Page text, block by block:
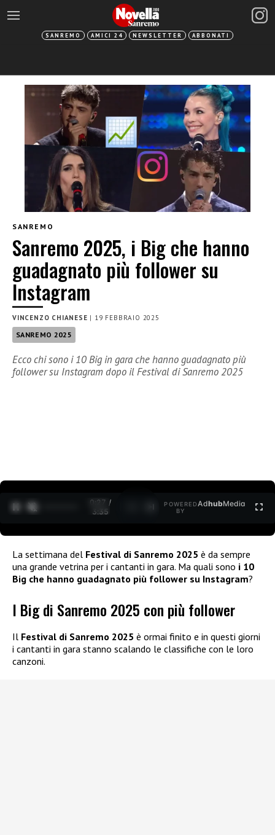
SANREMO AMICI 24 NEWSLETTER ABBONATI
SANREMO
Sanremo 2025, i Big che hanno
guadagnato più follower su
Instagram
VINCENZO CHIANESE | 19 FEBBRAIO 2025
SANREMO 2025
Ecco chi sono i 10 Big in gara che hanno guadagnato più
follower su Instagram dopo il Festival di Sanremo 2025
0:27 /
3:35
POWERED
BY
AdhubMedia
La settimana del Festival di Sanremo 2025 è da sempre
una grande vetrina per i cantanti in gara. Ma quali sono i 10
Big che hanno guadagnato più follower su Instagram?
I Big di Sanremo 2025 con più follower
Il Festival di Sanremo 2025 è ormai finito e in questi giorni
i cantanti in gara stanno scalando le classifiche con le loro
canzoni.